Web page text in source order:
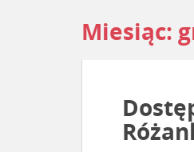
Miesiąc: